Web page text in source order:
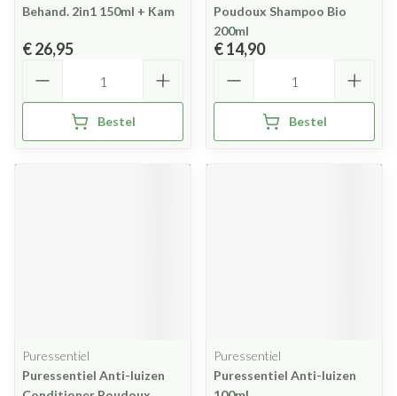
Behand. 2in1 150ml + Kam
€ 26,95
Bestel
Poudoux Shampoo Bio
200ml
€ 14,90
Bestel
Puressentiel
Puressentiel Anti-luizen
Puressentiel
Puressentiel Anti-luizen